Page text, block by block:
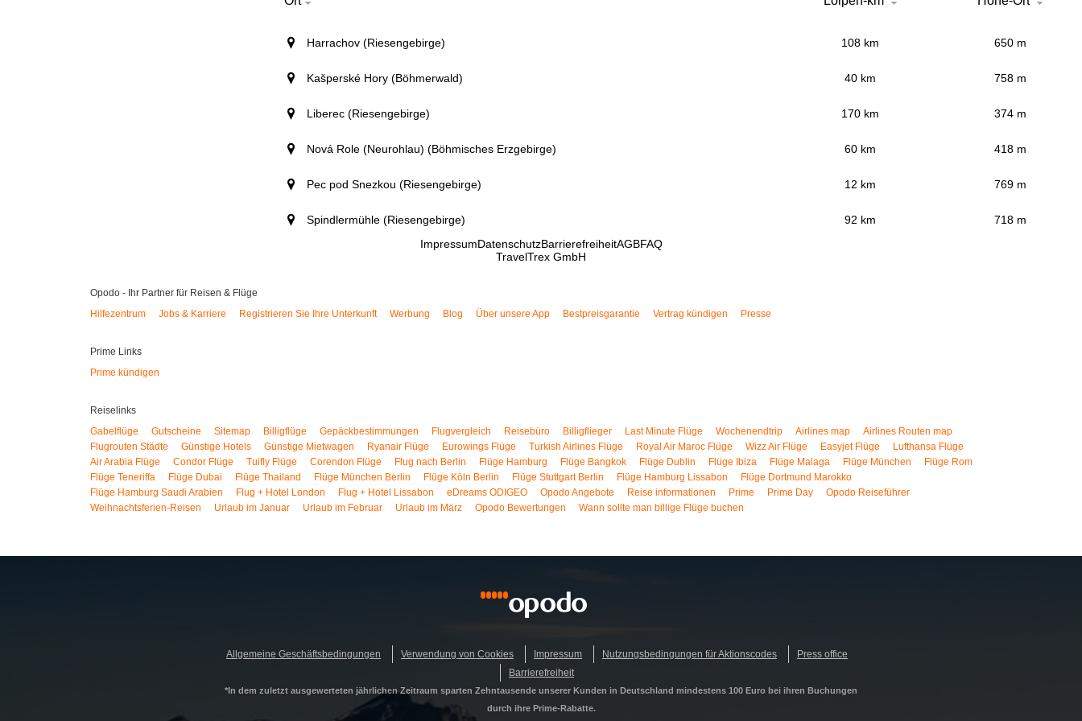
Harrachov (Riesengebirge) 108 km 650 m
Kašperské Hory (Böhmerwald) 40 km 758 m
Liberec (Riesengebirge) 170 km 374 m
Nová Role (Neurohlau) (Böhmisches Erzgebirge) 60 km 418 m
Pec pod Snezkou (Riesengebirge) 12 km 769 m
Spindlermühle (Riesengebirge) 92 km
718 m
ImpressumDatenschutzBarrierefreiheitAGBFAQ
TravelTrex GmbH